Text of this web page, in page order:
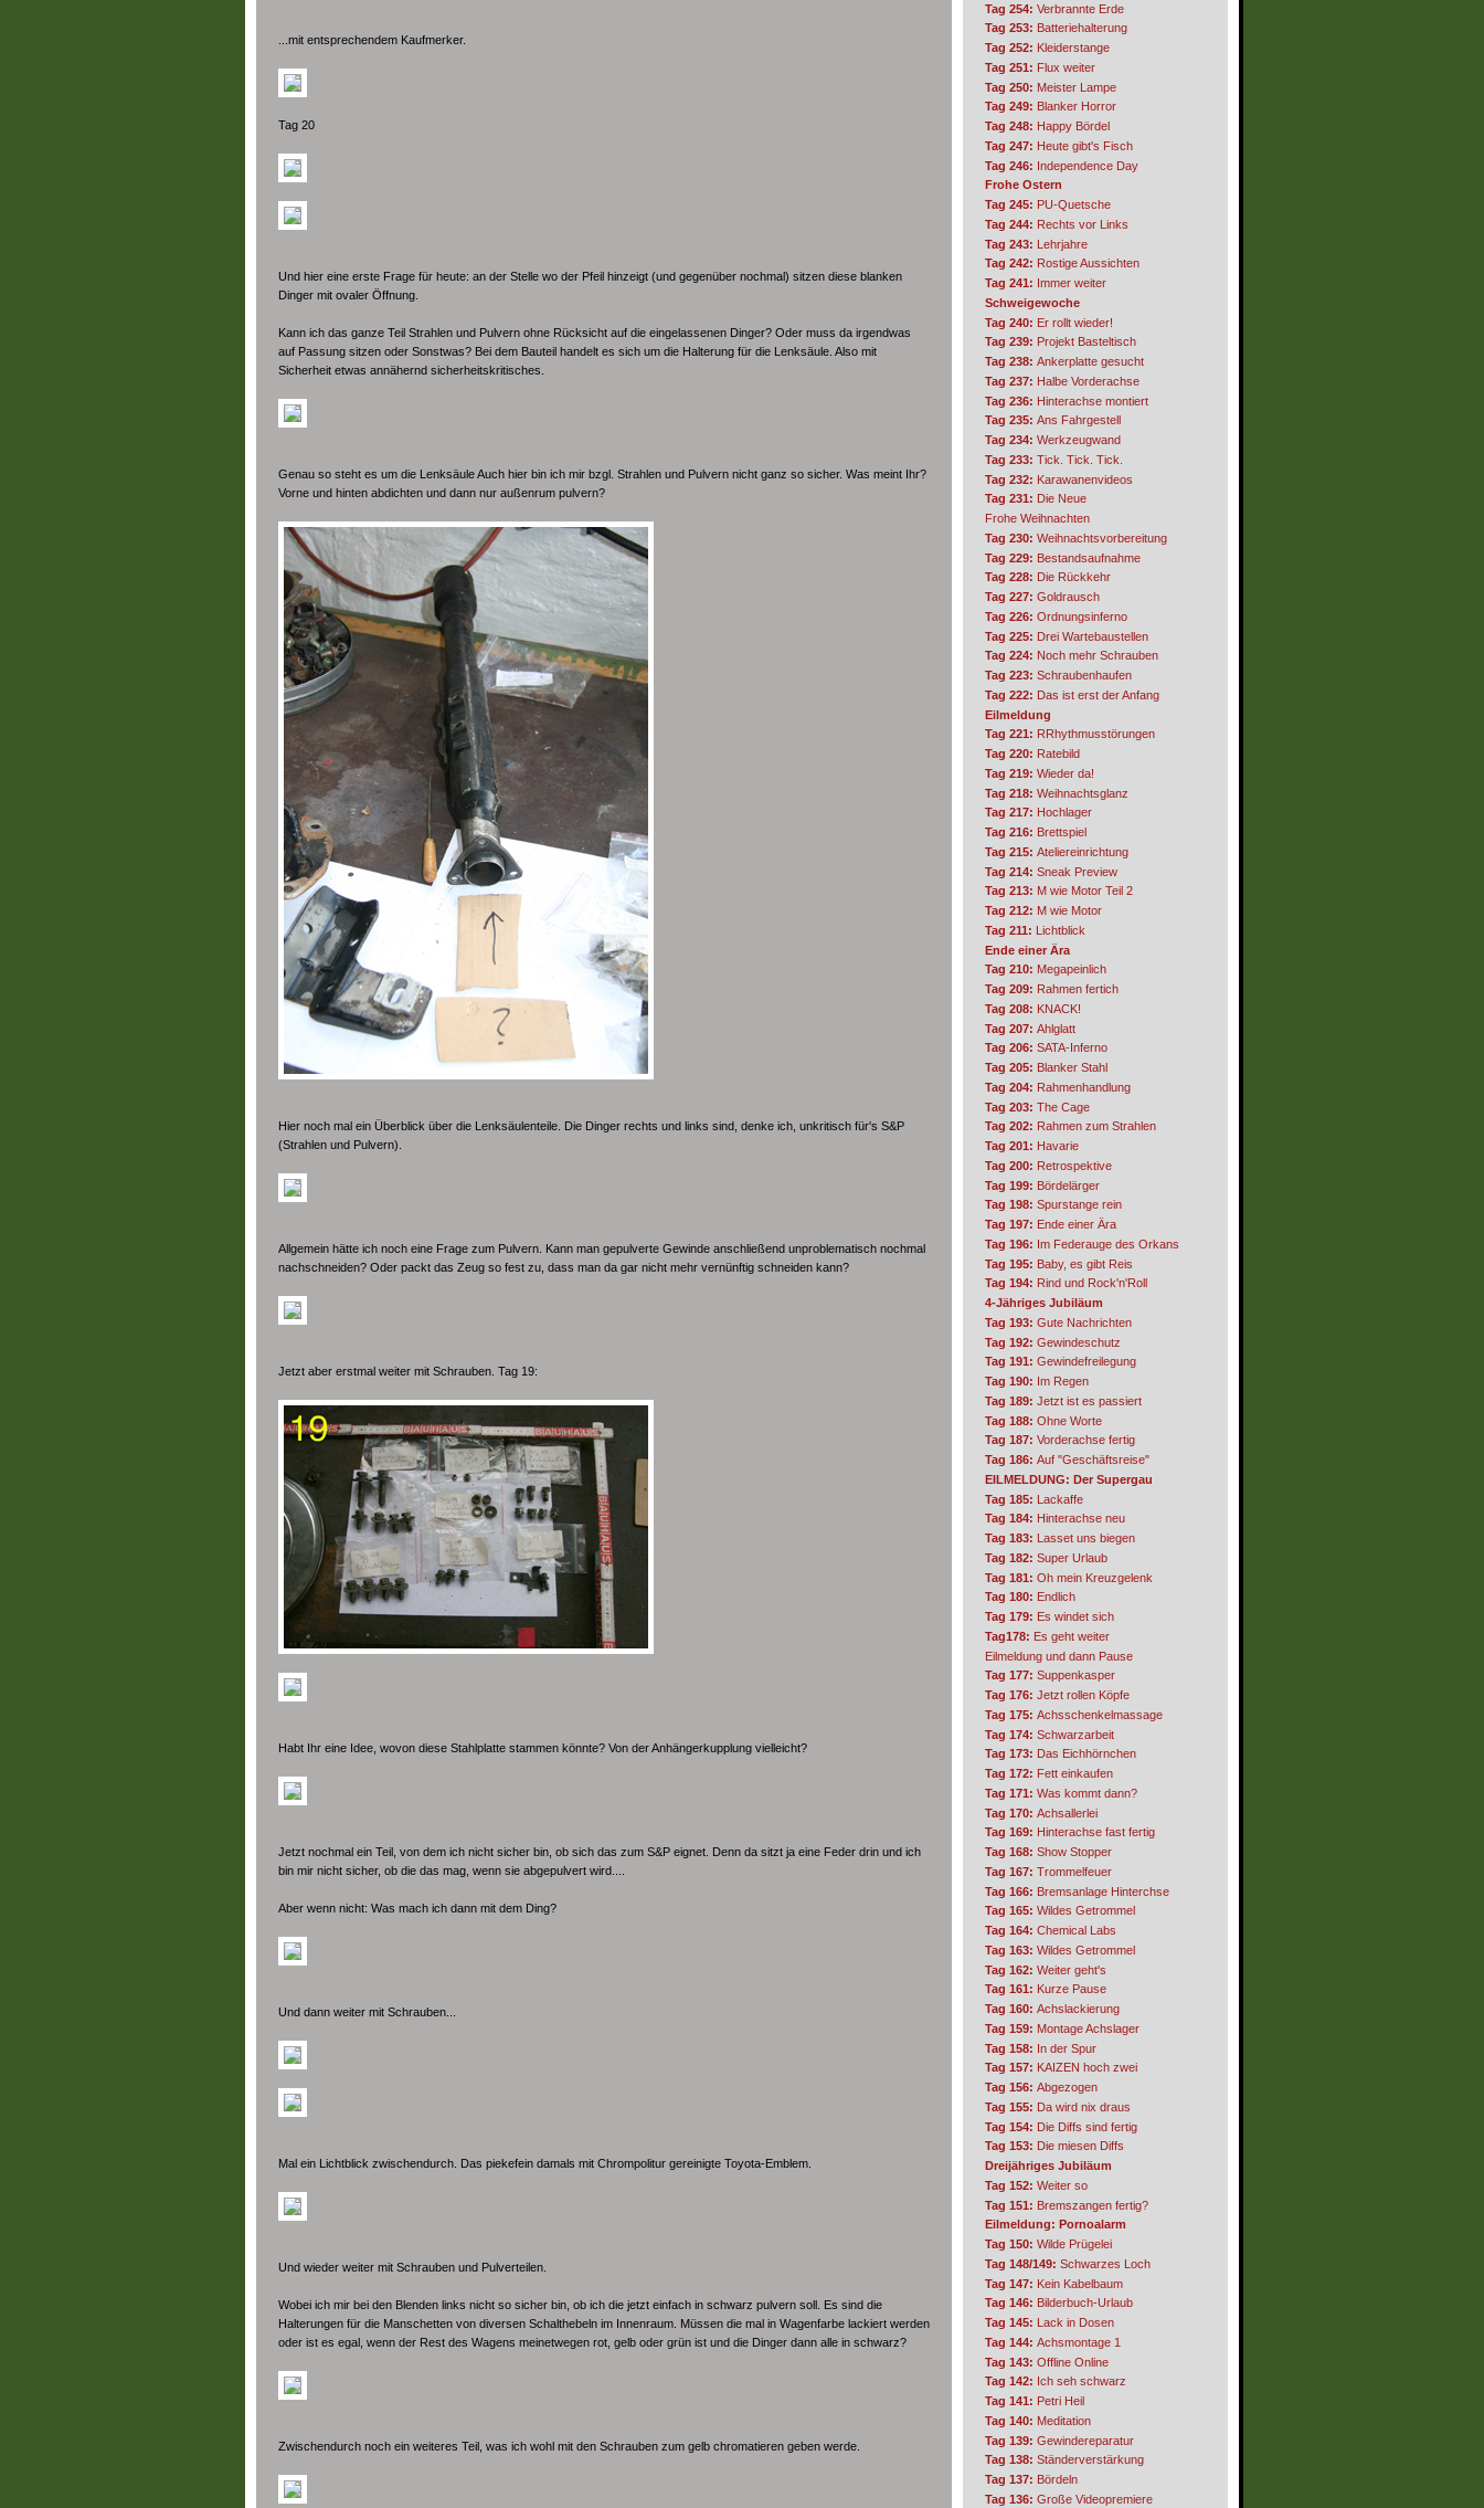
...mit entsprechendem Kaufmerker.
Tag 20
Und hier eine erste Frage für heute: an der Stelle wo der Pfeil hinzeigt (und gegenüber nochmal) sitzen diese blanken
Dinger mit ovaler Öffnung.
Kann ich das ganze Teil Strahlen und Pulvern ohne Rücksicht auf die eingelassenen Dinger? Oder muss da irgendwas
auf Passung sitzen oder Sonstwas? Bei dem Bauteil handelt es sich um die Halterung für die Lenksäule. Also mit
Sicherheit etwas annähernd sicherheitskritisches.
Genau so steht es um die Lenksäule Auch hier bin ich mir bzgl. Strahlen und Pulvern nicht ganz so sicher. Was meint Ihr?
Vorne und hinten abdichten und dann nur außenrum pulvern?
Hier noch mal ein Überblick über die Lenksäulenteile. Die Dinger rechts und links sind, denke ich, unkritisch für's S&P
(Strahlen und Pulvern).
Allgemein hätte ich noch eine Frage zum Pulvern. Kann man gepulverte Gewinde anschließend unproblematisch nochmal
nachschneiden? Oder packt das Zeug so fest zu, dass man da gar nicht mehr vernünftig schneiden kann?
Jetzt aber erstmal weiter mit Schrauben. Tag 19:
Habt Ihr eine Idee, wovon diese Stahlplatte stammen könnte? Von der Anhängerkupplung vielleicht?
Jetzt nochmal ein Teil, von dem ich nicht sicher bin, ob sich das zum S&P eignet. Denn da sitzt ja eine Feder drin und ich
bin mir nicht sicher, ob die das mag, wenn sie abgepulvert wird....
Aber wenn nicht: Was mach ich dann mit dem Ding?
Und dann weiter mit Schrauben...
Mal ein Lichtblick zwischendurch. Das piekefein damals mit Chrompolitur gereinigte Toyota-Emblem.
Und wieder weiter mit Schrauben und Pulverteilen.
Wobei ich mir bei den Blenden links nicht so sicher bin, ob ich die jetzt einfach in schwarz pulvern soll. Es sind die
Halterungen für die Manschetten von diversen Schalthebeln im Innenraum. Müssen die mal in Wagenfarbe lackiert werden
oder ist es egal, wenn der Rest des Wagens meinetwegen rot, gelb oder grün ist und die Dinger dann alle in schwarz?
Zwischendurch noch ein weiteres Teil, was ich wohl mit den Schrauben zum gelb chromatieren geben werde.
Tag 254: Verbrannte Erde
Tag 253: Batteriehalterung
Tag 252: Kleiderstange
Tag 251: Flux weiter
Tag 250: Meister Lampe
Tag 249: Blanker Horror
Tag 248: Happy Bördel
Tag 247: Heute gibt's Fisch
Tag 246: Independence Day
Frohe Ostern
Tag 245: PU-Quetsche
Tag 244: Rechts vor Links
Tag 243: Lehrjahre
Tag 242: Rostige Aussichten
Tag 241: Immer weiter
Schweigewoche
Tag 240: Er rollt wieder!
Tag 239: Projekt Basteltisch
Tag 238: Ankerplatte gesucht
Tag 237: Halbe Vorderachse
Tag 236: Hinterachse montiert
Tag 235: Ans Fahrgestell
Tag 234: Werkzeugwand
Tag 233: Tick. Tick. Tick.
Tag 232: Karawanenvideos
Tag 231: Die Neue
Frohe Weihnachten
Tag 230: Weihnachtsvorbereitung
Tag 229: Bestandsaufnahme
Tag 228: Die Rückkehr
Tag 227: Goldrausch
Tag 226: Ordnungsinferno
Tag 225: Drei Wartebaustellen
Tag 224: Noch mehr Schrauben
Tag 223: Schraubenhaufen
Tag 222: Das ist erst der Anfang
Eilmeldung
Tag 221: RRhythmusstörungen
Tag 220: Ratebild
Tag 219: Wieder da!
Tag 218: Weihnachtsglanz
Tag 217: Hochlager
Tag 216: Brettspiel
Tag 215: Ateliereinrichtung
Tag 214: Sneak Preview
Tag 213: M wie Motor Teil 2
Tag 212: M wie Motor
Tag 211: Lichtblick
Ende einer Ära
Tag 210: Megapeinlich
Tag 209: Rahmen fertich
Tag 208: KNACK!
Tag 207: Ahlglatt
Tag 206: SATA-Inferno
Tag 205: Blanker Stahl
Tag 204: Rahmenhandlung
Tag 203: The Cage
Tag 202: Rahmen zum Strahlen
Tag 201: Havarie
Tag 200: Retrospektive
Tag 199: Bördelärger
Tag 198: Spurstange rein
Tag 197: Ende einer Ära
Tag 196: Im Federauge des Orkans
Tag 195: Baby, es gibt Reis
Tag 194: Rind und Rock'n'Roll
4-Jähriges Jubiläum
Tag 193: Gute Nachrichten
Tag 192: Gewindeschutz
Tag 191: Gewindefreilegung
Tag 190: Im Regen
Tag 189: Jetzt ist es passiert
Tag 188: Ohne Worte
Tag 187: Vorderachse fertig
Tag 186: Auf "Geschäftsreise"
EILMELDUNG: Der Supergau
Tag 185: Lackaffe
Tag 184: Hinterachse neu
Tag 183: Lasset uns biegen
Tag 182: Super Urlaub
Tag 181: Oh mein Kreuzgelenk
Tag 180: Endlich
Tag 179: Es windet sich
Tag178: Es geht weiter
Eilmeldung und dann Pause
Tag 177: Suppenkasper
Tag 176: Jetzt rollen Köpfe
Tag 175: Achsschenkelmassage
Tag 174: Schwarzarbeit
Tag 173: Das Eichhörnchen
Tag 172: Fett einkaufen
Tag 171: Was kommt dann?
Tag 170: Achsallerlei
Tag 169: Hinterachse fast fertig
Tag 168: Show Stopper
Tag 167: Trommelfeuer
Tag 166: Bremsanlage Hinterchse
Tag 165: Wildes Getrommel
Tag 164: Chemical Labs
Tag 163: Wildes Getrommel
Tag 162: Weiter geht's
Tag 161: Kurze Pause
Tag 160: Achslackierung
Tag 159: Montage Achslager
Tag 158: In der Spur
Tag 157: KAIZEN hoch zwei
Tag 156: Abgezogen
Tag 155: Da wird nix draus
Tag 154: Die Diffs sind fertig
Tag 153: Die miesen Diffs
Dreijähriges Jubiläum
Tag 152: Weiter so
Tag 151: Bremszangen fertig?
Eilmeldung: Pornoalarm
Tag 150: Wilde Prügelei
Tag 148/149: Schwarzes Loch
Tag 147: Kein Kabelbaum
Tag 146: Bilderbuch-Urlaub
Tag 145: Lack in Dosen
Tag 144: Achsmontage 1
Tag 143: Offline Online
Tag 142: Ich seh schwarz
Tag 141: Petri Heil
Tag 140: Meditation
Tag 139: Gewindereparatur
Tag 138: Ständerverstärkung
Tag 137: Bördeln
Tag 136: Große Videopremiere